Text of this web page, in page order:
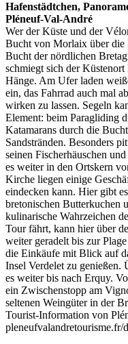
Hafenstädtchen,
Pléneuf-Val-André
Wer der Küste und der
Bucht von Morlaix über die
Bucht der nördlichen
schmiegt sich der
Hänge. Am Ufer laden
ein, das Fahrrad auch mal
wirken zu lassen. Segeln
Element: beim Paragliding
Katamarans durch die
Sandstränden. Besonders
seinen Fischerhäuschen
es weiter in den Ortskern
Kirche liegen einige
eindecken kann. Hier gibt
bretonischen Butterkuchen
kulinarische Wahrzeichen
Tour fährt, kann hier über
weiter geradelt bis zur
die Einkäufe mit Blick auf
Insel Verdelet zu
es weiter bis nach Erquy.
ein Zwischenstopp am
seltenen Weingüter in der
Tourist-Information von
pleneufvalandretourisme.fr/